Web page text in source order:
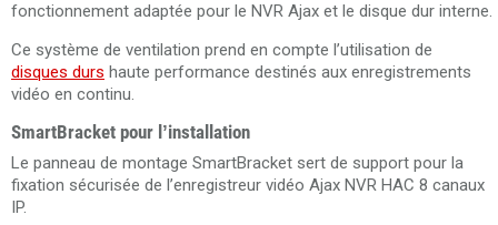
fonctionnement adaptée pour le NVR Ajax et le disque dur interne.
Ce système de ventilation prend en compte l’utilisation de
disques durs haute performance destinés aux enregistrements
vidéo en continu.
SmartBracket pour l’installation
Le panneau de montage SmartBracket sert de support pour la
fixation sécurisée de l’enregistreur vidéo Ajax NVR HAC 8 canaux
IP.